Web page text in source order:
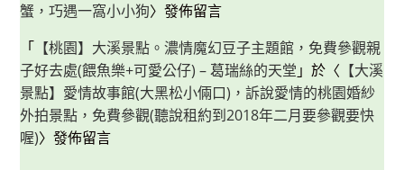
蟹，巧遇一窩小小狗〉發佈留言
「 【桃園】大溪景點。濃情魔幻豆子主題館，免費參觀親
子好去處(餵魚樂+可愛公仔) – 葛瑞絲的天堂 」於〈 【大溪
景點】愛情故事館(大黑松小倆口)，訴說愛情的桃園婚紗
外拍景點，免費參觀(聽說租約到2018年二月要參觀要快
喔)〉發佈留言